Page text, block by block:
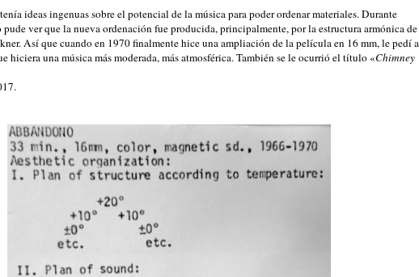
ideas ingenuas sobre el potencial de la música para poder ordenar materiales. Durante
pude ver que la nueva ordenación fue producida, principalmente, por la estructura armónica de
Así que cuando en 1970 finalmente hice una ampliación de la película en 16 mm, le pedí a
hiciera una música más moderada, más atmosférica. También se le ocurrió el título «Chimney